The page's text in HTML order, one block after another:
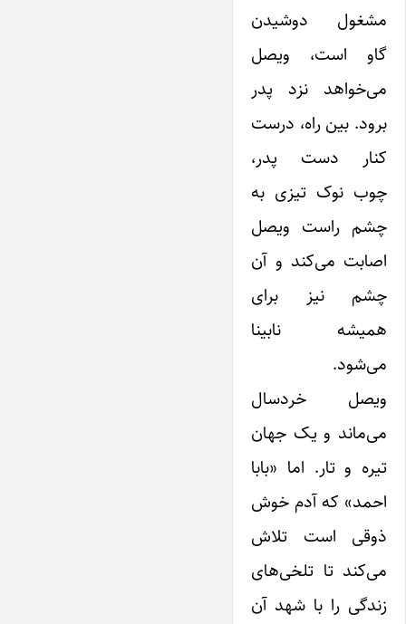
مشغول دوشیدن
گاو است، ویصل
می‌خواهد نزد پدر
برود. بین راه، درست
کنار دست پدر،
چوب نوک تیزی به
چشم راست ویصل
اصابت می‌کند و آن
چشم نیز برای
همیشه نابینا
می‌شود.
ویصل خردسال
می‌ماند و یک جهان
تیره و تار. اما «بابا
احمد» که آدم خوش
ذوقی است تلاش
می‌کند تا تلخی‌های
زندگی را با شهد آن